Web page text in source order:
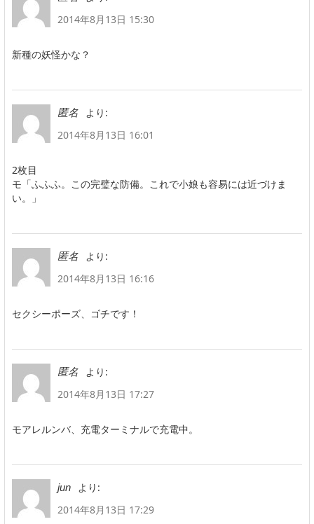
2014年8月13日 15:30
新種の妖怪かな？
匿名
より:
2014年8月13日 16:01
2枚目
モ「ふふふ。この完璧な防備。これで小娘も容易には近づけま
い。」
匿名
より:
2014年8月13日 16:16
セクシーポーズ、ゴチです！
匿名
より:
2014年8月13日 17:27
モアレルンバ、充電ターミナルで充電中。
jun
より:
2014年8月13日 17:29